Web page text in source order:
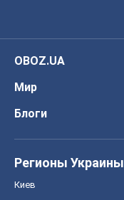
OBOZ.UA
Мир
Блоги
Регионы Украины
Киев